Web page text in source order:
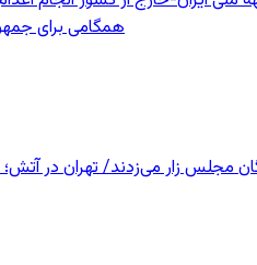
همگامی برای
در آتش؛ ۳۰ تیر ۱۳۳۱ میدان بهارستان چه خبر بود؟